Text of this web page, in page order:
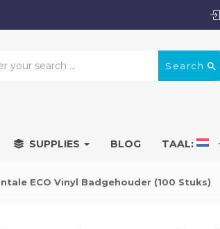
Search
SUPPLIES BLOG TAAL:
ECO Vinyl Badgehouder (100 Stuks)